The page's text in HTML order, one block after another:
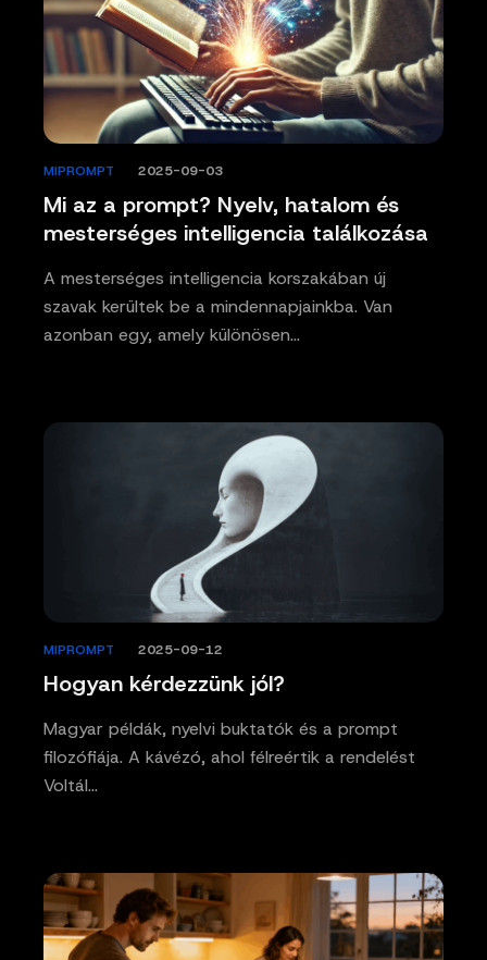
Mi az a prompt? Nyelv, hatalom és
mesterséges intelligencia találkozása
MIPROMPT 2025-09-03
A mesterséges intelligencia korszakában új
szavak kerültek be a mindennapjainkba. Van
azonban egy, amely különösen…
Hogyan kérdezzünk jól?
MIPROMPT 2025-09-12
Magyar példák, nyelvi buktatók és a prompt
filozófiája. A kávézó, ahol félreértik a rendelést
Voltál…